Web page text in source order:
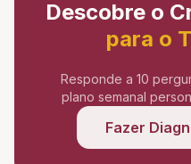
Descobre o
para o
Responde a 10
plano semanal
Fazer